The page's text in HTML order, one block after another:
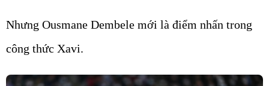
Nhưng Ousmane Dembele mới là điểm nhấn trong
công thức Xavi.